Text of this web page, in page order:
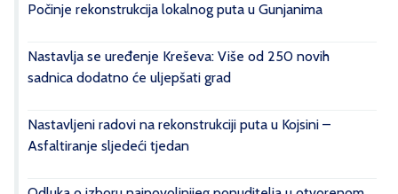
Počinje rekonstrukcija lokalnog puta u Gunjanima
Nastavlja se uređenje Kreševa: Više od 250 novih
sadnica dodatno će uljepšati grad
Nastavljeni radovi na rekonstrukciji puta u Kojsini –
Asfaltiranje sljedeći tjedan